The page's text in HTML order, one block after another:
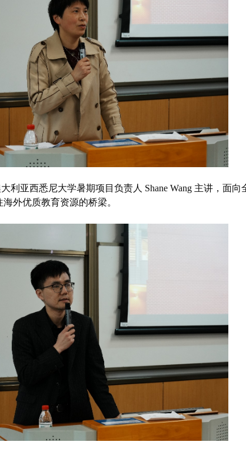
利亚西悉尼大学暑期项目负责人 Shane Wang 主讲，面向
外优质教育资源的桥梁。